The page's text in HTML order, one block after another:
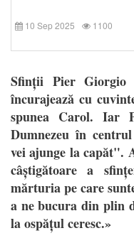
10 Sep 2025 1100
Sfinții Pier Giorgio
încurajează cu
spunea Carol. Iar
Dumnezeu în
vei ajunge la capăt".
câștigătoare a
mărturia pe care
a ne bucura din plin
la ospățul ceresc.»